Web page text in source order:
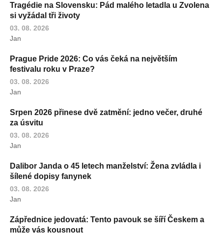
Tragédie na Slovensku: Pád malého letadla u Zvolena
si vyžádal tři životy
03. 08. 2026
Jan
Prague Pride 2026: Co vás čeká na největším
festivalu roku v Praze?
03. 08. 2026
Jan
Srpen 2026 přinese dvě zatmění: jedno večer, druhé
za úsvitu
03. 08. 2026
Jan
Dalibor Janda o 45 letech manželství: Žena zvládla i
šílené dopisy fanynek
03. 08. 2026
Jan
Zápřednice jedovatá: Tento pavouk se šíří Českem a
může vás kousnout